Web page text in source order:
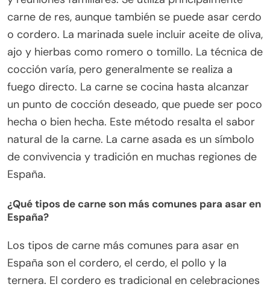
carne de res, aunque también se puede asar cerdo
o cordero. La marinada suele incluir aceite de oliva,
ajo y hierbas como romero o tomillo. La técnica de
cocción varía, pero generalmente se realiza a
fuego directo. La carne se cocina hasta alcanzar
un punto de cocción deseado, que puede ser poco
hecha o bien hecha. Este método resalta el sabor
natural de la carne. La carne asada es un símbolo
de convivencia y tradición en muchas regiones de
España.
¿Qué tipos de carne son más comunes para asar en
España?
Los tipos de carne más comunes para asar en
España son el cordero, el cerdo, el pollo y la
ternera. El cordero es tradicional en celebraciones